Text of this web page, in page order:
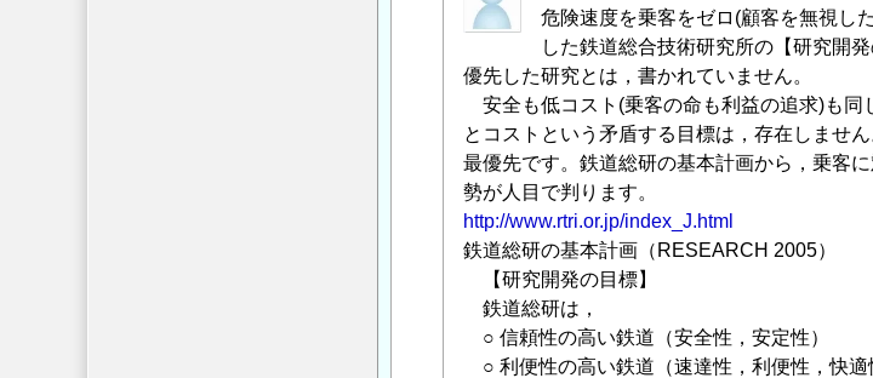
名
稿
に
よ
る
「社
長
危険速度を乗客をゼロ(顧客を無視し
した鉄道総合技術研究所の【研究開
優先した研究とは，書かれていません。
安全も低コスト(乗客の命も利益の追求)も同
とコストという矛盾する目標は，存在しませ
最優先です。鉄道総研の基本計画から，乗客
勢が人目で判ります。
http://www.rtri.or.jp/index_J.html
鉄道総研の基本計画（RESEARCH 2005）
【研究開発の目標】
鉄道総研は，
○ 信頼性の高い鉄道（安全性，安定性）
○ 利便性の高い鉄道（速達性，利便性，快適